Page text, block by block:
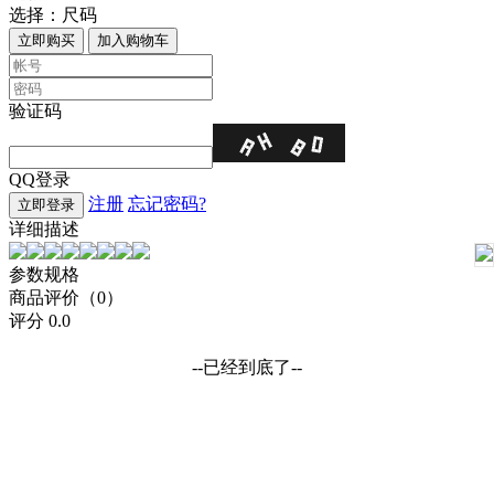
选择： 尺码
立即购买 加入购物车
验证码
QQ登录
立即登录 注册 忘记密码?
详细描述
参数规格
商品评价（0）
评分 0.0
--已经到底了--